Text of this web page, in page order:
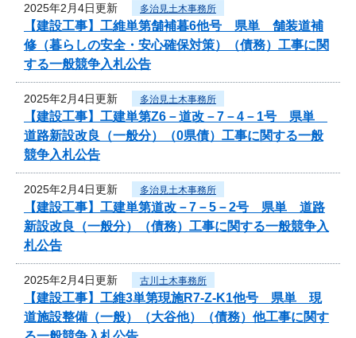
2025年2月4日更新 多治見土木事務所
【建設工事】工維単第舗補暮6他号 県単 舗装道補
修（暮らしの安全・安心確保対策）（債務）工事に関
する一般競争入札公告
2025年2月4日更新 多治見土木事務所
【建設工事】工建単第Z6－道改－7－4－1号 県単
道路新設改良（一般分）（0県債）工事に関する一般
競争入札公告
2025年2月4日更新 多治見土木事務所
【建設工事】工建単第道改－7－5－2号 県単 道路
新設改良（一般分）（債務）工事に関する一般競争入
札公告
2025年2月4日更新 古川土木事務所
【建設工事】工維3単第現施R7-Z-K1他号 県単 現
道施設整備（一般）（大谷他）（債務）他工事に関す